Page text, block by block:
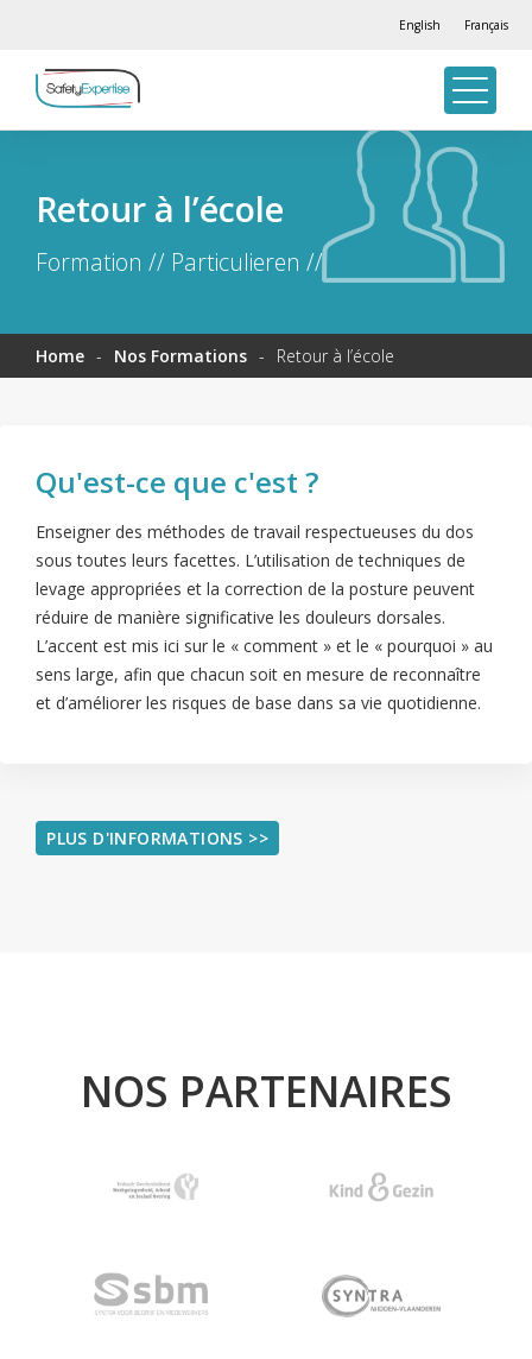
English Français
Retour à l’école
Formation // Particulieren //
Home - Nos Formations - Retour à l’école
Qu'est-ce que c'est ?
Enseigner des méthodes de travail respectueuses du dos
sous toutes leurs facettes. L’utilisation de techniques de
levage appropriées et la correction de la posture peuvent
réduire de manière significative les douleurs dorsales.
L’accent est mis ici sur le « comment » et le « pourquoi » au
sens large, afin que chacun soit en mesure de reconnaître
et d’améliorer les risques de base dans sa vie quotidienne.
PLUS D'INFORMATIONS >>
NOS PARTENAIRES